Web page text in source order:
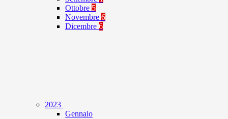
Ottobre 5
Novembre 6
Dicembre 6
2023
Gennaio